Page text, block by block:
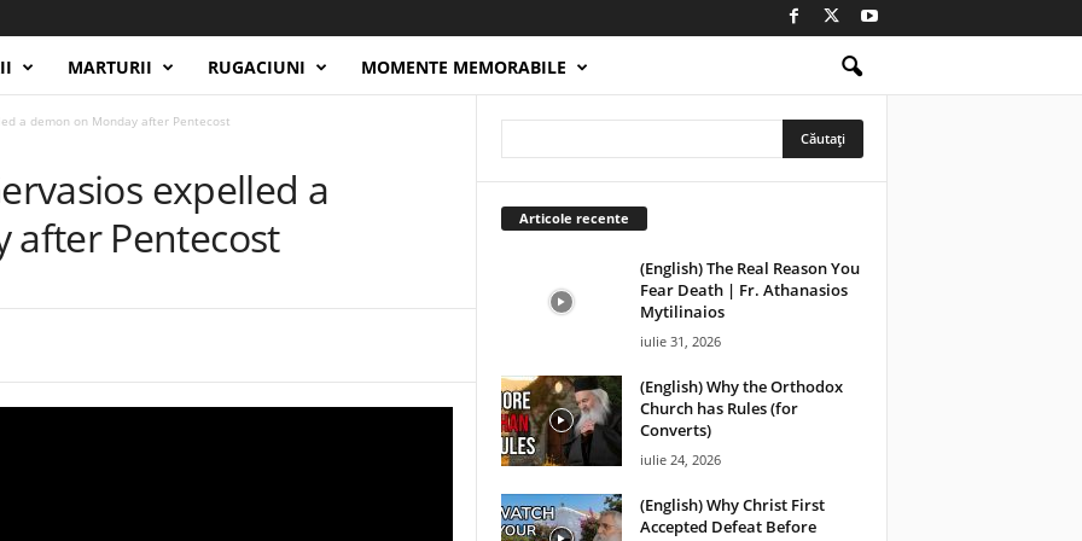
MARTURII RUGACIUNI MOMENTE MEMORABILE
a demon on Monday after Pentecost
expelled a
after Pentecost
Articole recente
(English) The Real Reason You
Fear Death | Fr. Athanasios
Mytilinaios
iulie 31, 2026
(English) Why the Orthodox
Church has Rules (for
Converts)
iulie 24, 2026
(English) Why Christ First
Accepted Defeat Before